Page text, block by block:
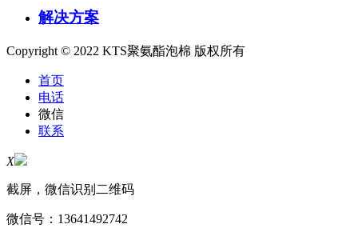
解决方案
Copyright © 2022 KTS聚氨酯泡棉 版权所有
首页
电话
微信
联系
X
截屏，微信识别二维码
微信号： 13641492742